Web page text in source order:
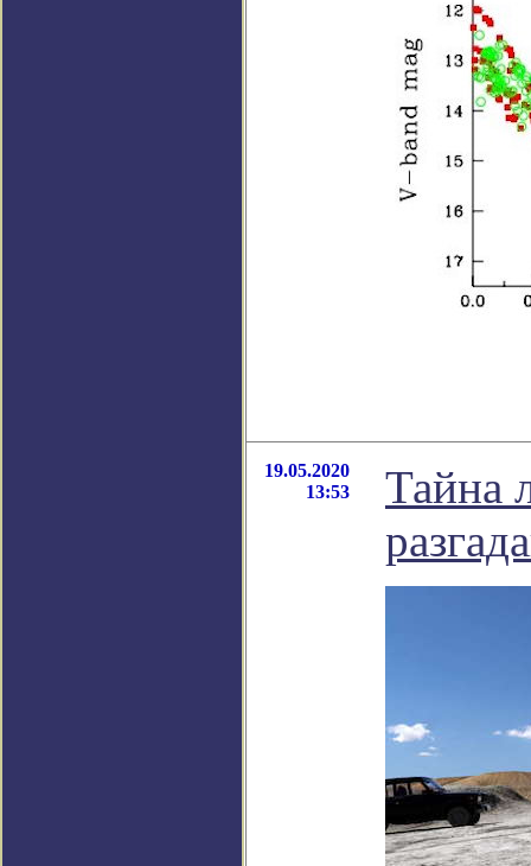
19.05.2020
13:53
Тайна